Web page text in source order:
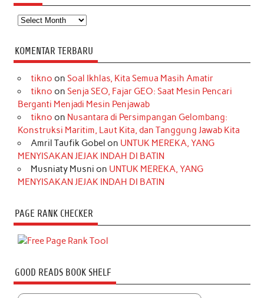
Arsip
KOMENTAR TERBARU
tikno on Soal Ikhlas, Kita Semua Masih Amatir
tikno on Senja SEO, Fajar GEO: Saat Mesin Pencari
Berganti Menjadi Mesin Penjawab
tikno on Nusantara di Persimpangan Gelombang:
Konstruksi Maritim, Laut Kita, dan Tanggung Jawab Kita
Amril Taufik Gobel on UNTUK MEREKA, YANG
MENYISAKAN JEJAK INDAH DI BATIN
Musniaty Musni on UNTUK MEREKA, YANG
MENYISAKAN JEJAK INDAH DI BATIN
PAGE RANK CHECKER
GOOD READS BOOK SHELF